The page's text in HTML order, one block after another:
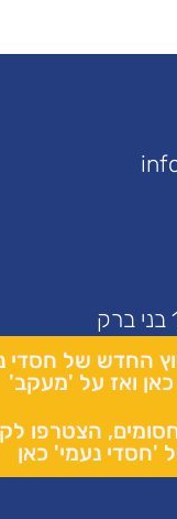
החדש של חסדי
כאן ואז על 'מעקב'
הצטרפו
'חסדי נעמי' כאן